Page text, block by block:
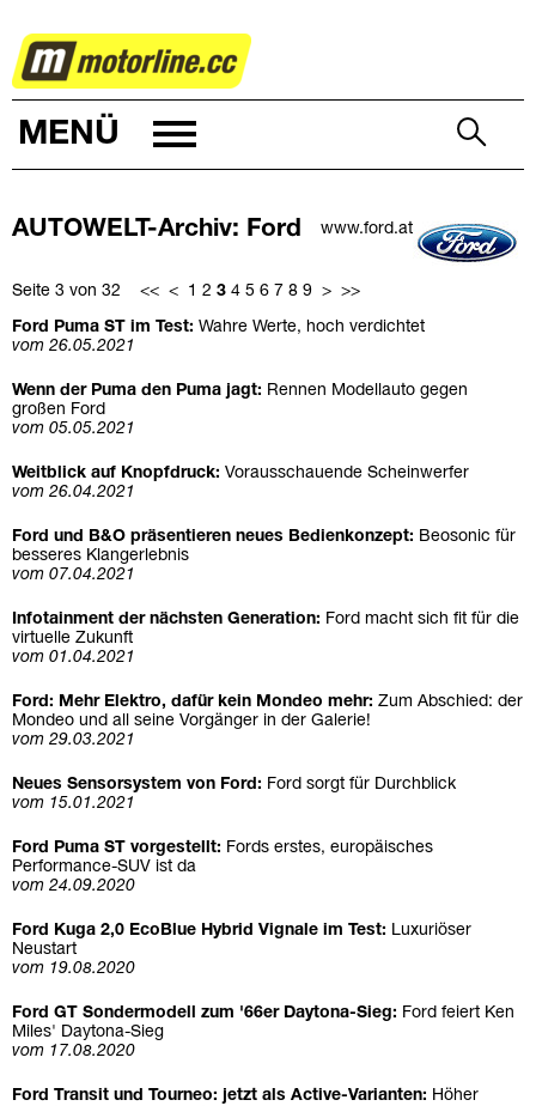
AUTOWELT
MENÜ
www.ford.at
AUTOWELT-Archiv: Ford
Seite 3 von 32 << < 1 2 3 4 5 6 7 8 9 > >>
Ford Puma ST im Test: Wahre Werte, hoch verdichtet
vom 26.05.2021
Wenn der Puma den Puma jagt: Rennen Modellauto gegen
großen Ford
vom 05.05.2021
Weitblick auf Knopfdruck: Vorausschauende Scheinwerfer
vom 26.04.2021
Ford und B&O präsentieren neues Bedienkonzept: Beosonic für
besseres Klangerlebnis
vom 07.04.2021
Infotainment der nächsten Generation: Ford macht sich fit für die
virtuelle Zukunft
vom 01.04.2021
Ford: Mehr Elektro, dafür kein Mondeo mehr: Zum Abschied: der
Mondeo und all seine Vorgänger in der Galerie!
vom 29.03.2021
Neues Sensorsystem von Ford: Ford sorgt für Durchblick
vom 15.01.2021
Ford Puma ST vorgestellt: Fords erstes, europäisches
Performance-SUV ist da
vom 24.09.2020
Ford Kuga 2,0 EcoBlue Hybrid Vignale im Test: Luxuriöser
Neustart
vom 19.08.2020
Ford GT Sondermodell zum '66er Daytona-Sieg: Ford feiert Ken
Miles' Daytona-Sieg
vom 17.08.2020
Ford Transit und Tourneo: jetzt als Active-Varianten: Höher